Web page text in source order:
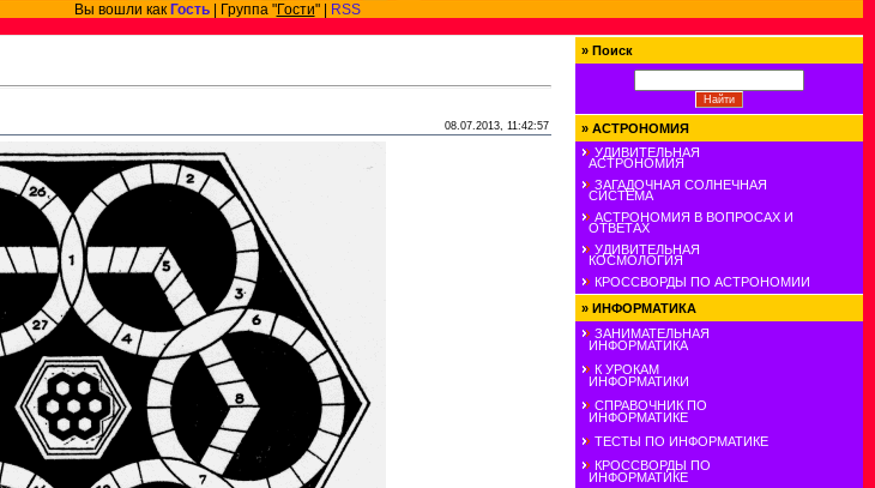
вошли как Гость| Группа "Гости" |
RSS
08.07.2013, 11:42:57
» Поиск
» АСТРОНОМИЯ
УДИВИТЕЛЬНАЯ
АСТРОНОМИЯ
ЗАГАДОЧНАЯ СОЛНЕЧНАЯ
СИСТЕМА
АСТРОНОМИЯ В ВОПРОСАХ И
ОТВЕТАХ
УДИВИТЕЛЬНАЯ
КОСМОЛОГИЯ
КРОССВОРДЫ ПО АСТРОНОМИИ
» ИНФОРМАТИКА
ЗАНИМАТЕЛЬНАЯ
ИНФОРМАТИКА
К УРОКАМ
ИНФОРМАТИКИ
СПРАВОЧНИК ПО
ИНФОРМАТИКЕ
ТЕСТЫ ПО ИНФОРМАТИКЕ
КРОССВОРДЫ ПО
ИНФОРМАТИКЕ